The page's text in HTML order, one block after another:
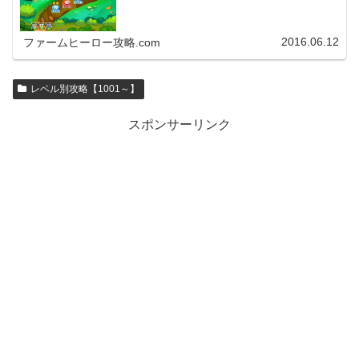
ファームヒーロー攻略.com 2016.06.12
レベル別攻略【1001～】
スポンサーリンク